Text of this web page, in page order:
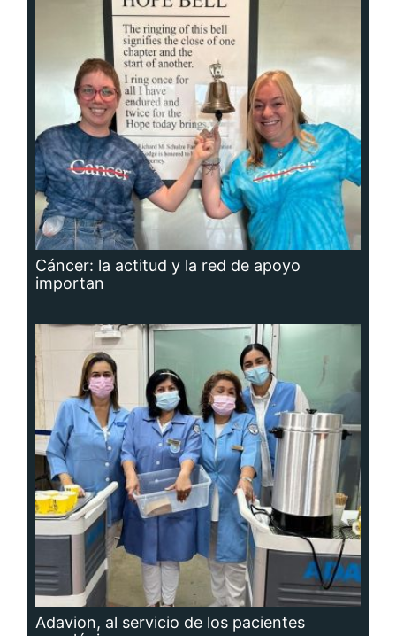
Cáncer: la actitud y la red de apoyo
importan
Adavion, al servicio de los pacientes